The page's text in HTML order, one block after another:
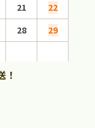
21
22
28
29
！